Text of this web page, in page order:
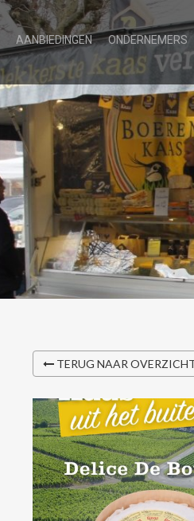
AANBIEDINGEN ONDERNEMERS
TERUG NAAR